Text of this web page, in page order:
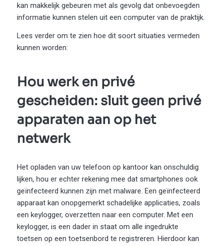
kan makkelijk gebeuren met als gevolg dat onbevoegden
informatie kunnen stelen uit een computer van de praktijk.
Lees verder om te zien hoe dit soort situaties vermeden
kunnen worden:
Hou werk en privé
gescheiden: sluit geen privé
apparaten aan op het
netwerk
Het opladen van uw telefoon op kantoor kan onschuldig
lijken, hou er echter rekening mee dat smartphones ook
geïnfecteerd kunnen zijn met malware. Een geïnfecteerd
apparaat kan onopgemerkt schadelijke applicaties, zoals
een keylogger, overzetten naar een computer. Met een
keylogger, is een dader in staat om alle ingedrukte
toetsen op een toetsenbord te registreren. Hierdoor kan